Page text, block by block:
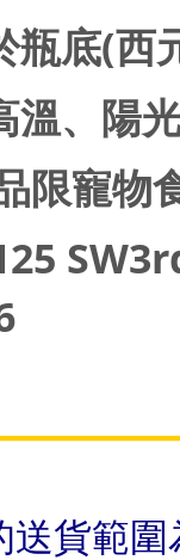
底(西
、陽
限寵物
送貨範